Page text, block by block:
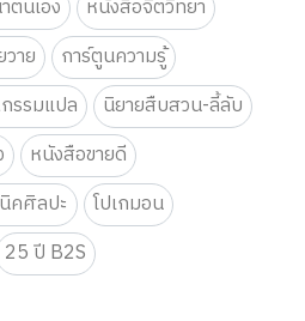
ตนเอง
หนังสือจิตวิทยา
วาย
การ์ตูนความรู้
รรมแปล
นิยายสืบสวน-ลี้ลับ
หนังสือขายดี
คศิลปะ
โปเกมอน